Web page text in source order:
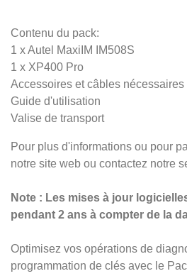
Contenu du pack:
1 x Autel MaxiIM IM508S
1 x XP400 Pro
Accessoires et câbles nécessaires
Guide d'utilisation
Valise de transport
Pour plus d'informations ou pour
notre site web ou contactez notre
Note : Les mises à jour
pendant 2 ans à compter de la
Optimisez vos opérations de
programmation de clés avec le